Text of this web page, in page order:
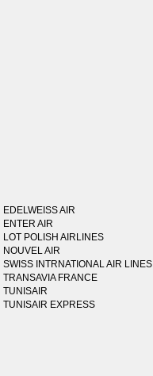
EDELWEISS AIR
ENTER AIR
LOT POLISH AIRLINES
NOUVEL AIR
SWISS INTRNATIONAL AIR LINES
TRANSAVIA FRANCE
TUNISAIR
TUNISAIR EXPRESS